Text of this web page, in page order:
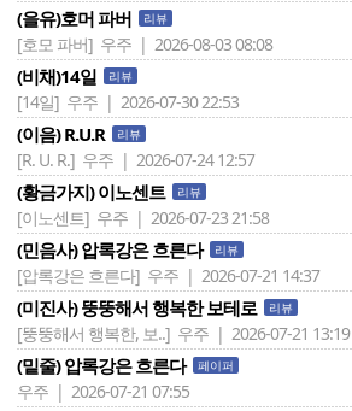
(을유)호머 파버 리뷰
[호모 파버] 우주 | 2026-08-03 08:08
(비채)14일 리뷰
[14일] 우주 | 2026-07-30 22:53
(이음) R.U.R 리뷰
[R. U. R.] 우주 | 2026-07-24 12:57
(황금가지) 이노센트 리뷰
[이노센트] 우주 | 2026-07-23 21:58
(민음사) 압록강은 흐른다 리뷰
[압록강은 흐른다] 우주 | 2026-07-21 14:37
(미진사) 뚱뚱해서 행복한 보테로 리뷰
[뚱뚱해서 행복한, 보..] 우주 | 2026-07-21 13:19
(밑줄) 압록강은 흐른다 페이퍼
우주 | 2026-07-21 07:55